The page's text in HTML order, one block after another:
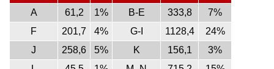
A
61,2 1% B-E 333,8
7%
F
201,7 4% G-I 1128,4
24%
J
258,6 5% K 156,1
3%